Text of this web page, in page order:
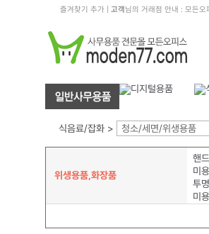
즐겨찾기 추가| 고객님의 거래점 안내 : 모든오
식음료/잡화 > 청소/세면/위생용품
위생용품,화장품
핸
미
미